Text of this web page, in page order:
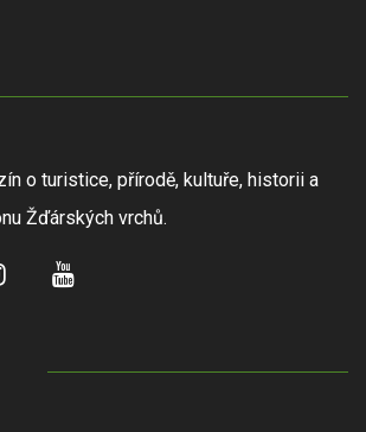
o turistice, přírodě, kultuře, historii a
Žďárských vrchů.